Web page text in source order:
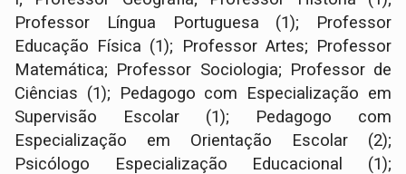
Professor Língua Portuguesa (1); Professor
Educação Física (1); Professor Artes; Professor
Matemática; Professor Sociologia; Professor de
Ciências (1); Pedagogo com Especialização em
Supervisão Escolar (1); Pedagogo com
Especialização em Orientação Escolar (2);
Psicólogo Especialização Educacional (1);